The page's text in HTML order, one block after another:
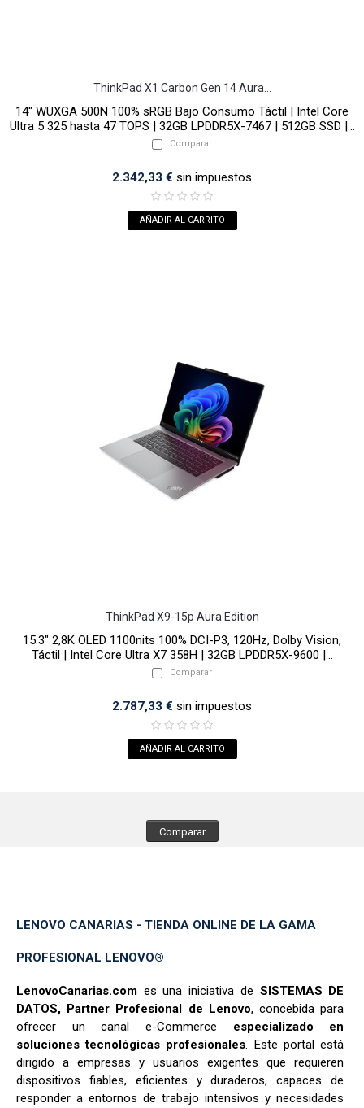
ThinkPad X1 Carbon Gen 14 Aura...
14" WUXGA 500N 100% sRGB Bajo Consumo Táctil | Intel Core
Ultra 5 325 hasta 47 TOPS | 32GB LPDDR5X-7467 | 512GB SSD |...
Comparar
2.342,33 € sin impuestos
AÑADIR AL CARRITO
ThinkPad X9-15p Aura Edition
15.3" 2,8K OLED 1100nits 100% DCI-P3, 120Hz, Dolby Vision,
Táctil | Intel Core Ultra X7 358H | 32GB LPDDR5X-9600 |...
Comparar
2.787,33 € sin impuestos
AÑADIR AL CARRITO
LENOVO CANARIAS - TIENDA ONLINE DE LA GAMA
PROFESIONAL LENOVO®
LenovoCanarias.com es una iniciativa de SISTEMAS DE
DATOS, Partner Profesional de Lenovo, concebida para
ofrecer un canal e-Commerce especializado en
soluciones tecnológicas profesionales. Este portal está
dirigido a empresas y usuarios exigentes que requieren
dispositivos fiables, eficientes y duraderos, capaces de
responder a entornos de trabajo intensivos y necesidades